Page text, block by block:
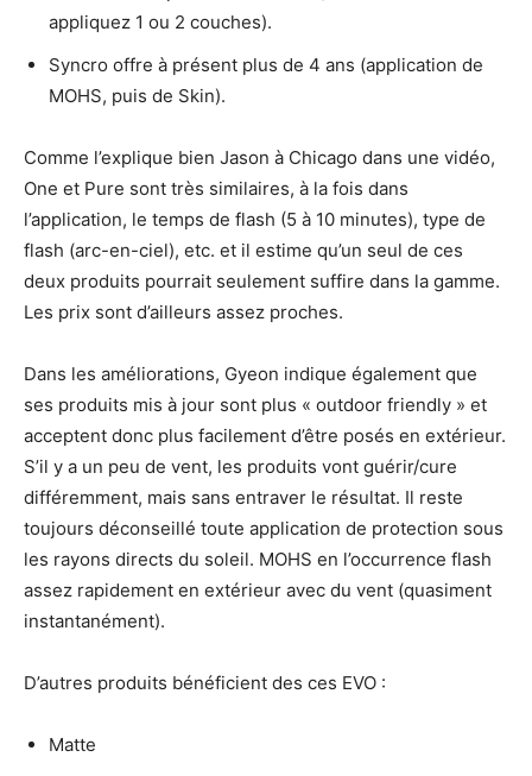
appliquez 1 ou 2 couches).
Syncro offre à présent plus de 4 ans (application de
MOHS, puis de Skin).
Comme l’explique bien Jason à Chicago dans une vidéo,
One et Pure sont très similaires, à la fois dans
l’application, le temps de flash (5 à 10 minutes), type de
flash (arc-en-ciel), etc. et il estime qu’un seul de ces
deux produits pourrait seulement suffire dans la gamme.
Les prix sont d’ailleurs assez proches.
Dans les améliorations, Gyeon indique également que
ses produits mis à jour sont plus « outdoor friendly » et
acceptent donc plus facilement d’être posés en extérieur.
S’il y a un peu de vent, les produits vont guérir/cure
différemment, mais sans entraver le résultat. Il reste
toujours déconseillé toute application de protection sous
les rayons directs du soleil. MOHS en l’occurrence flash
assez rapidement en extérieur avec du vent (quasiment
instantanément).
D’autres produits bénéficient des ces EVO :
Matte